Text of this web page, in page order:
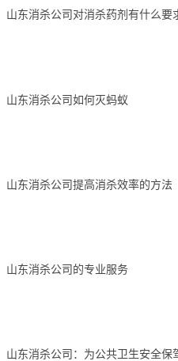
山东消杀公司对消杀药剂有什么要
山东消杀公司如何灭蚂蚁
山东消杀公司提高消杀效率的方法
山东消杀公司的专业服务
山东消杀公司：为公共卫生安全保